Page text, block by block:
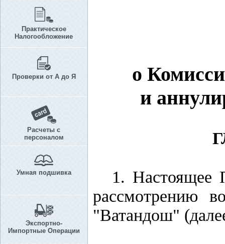
Практическое
Налогообложение
Проверки от А до Я
Расчеты с
персоналом
Умная подшивка
Экспортно-
Импортные Операции
о
и
1. Настоящее
рассмотрению
"Ватандош"